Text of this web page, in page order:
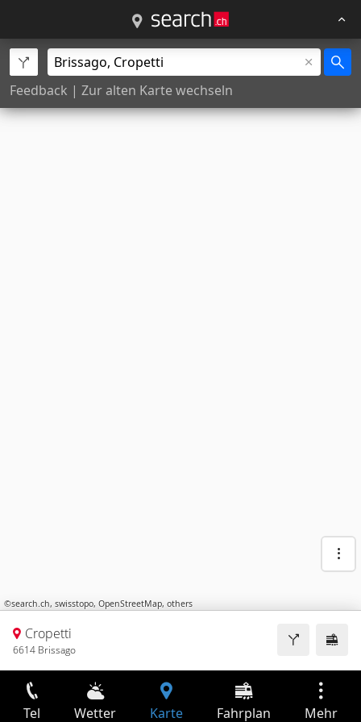
Feedback | Zur alten Karte wechseln
©search.ch, swisstopo, OpenStreetMap, others
Cropetti
6614 Brissago
Tel Wetter Karte Fahrplan Mehr